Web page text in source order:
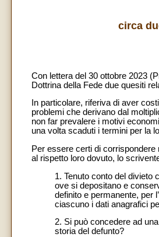
circa
Con lettera del 30 ottobre 2023
Dottrina della Fede due quesiti
In particolare, riferiva di aver
problemi che derivano dal
non far prevalere i motivi
una volta scaduti i termini per la
Per essere certi di corrispondere
al rispetto loro dovuto, lo
1. Tenuto conto del divieto
ove si depositano e
definito e permanente, per
ciascuno i dati anagrafici
2. Si può concedere ad
storia del defunto?